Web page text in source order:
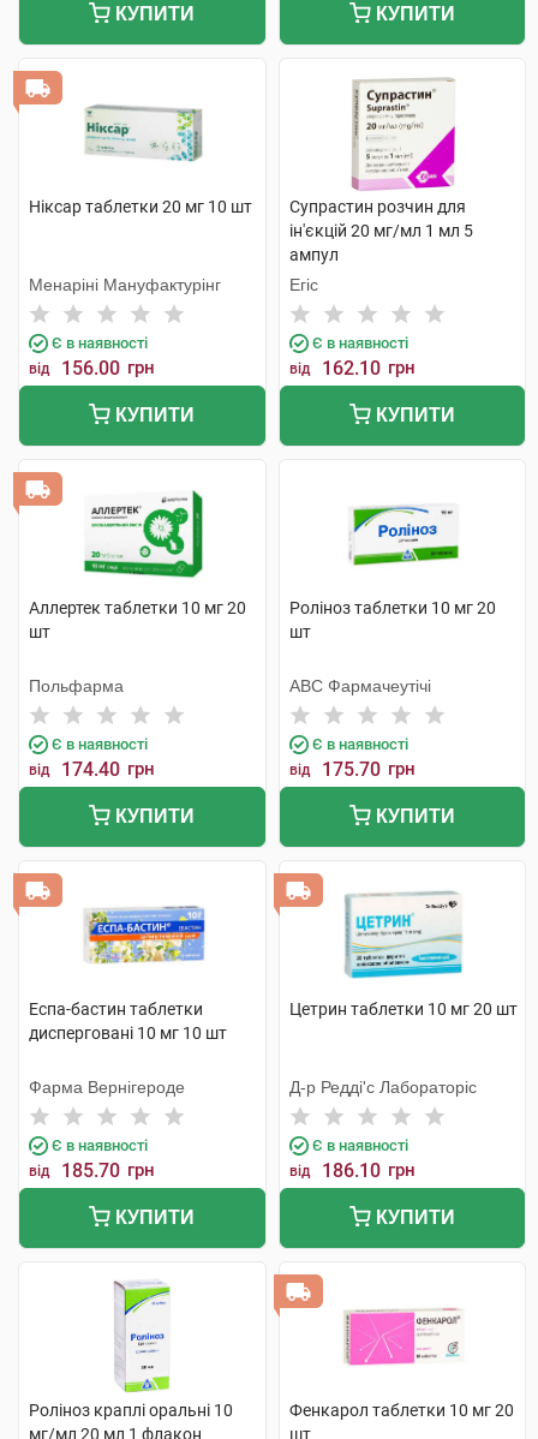
КУПИТИ КУПИТИ
Ніксар таблетки 20 мг 10 шт
Менаріні Мануфактурінг
Є в наявності
від 156.00 грн
КУПИТИ
Супрастин розчин для
ін'єкцій 20 мг/мл 1 мл 5
ампул
Егіс
Є в наявності
від 162.10 грн
КУПИТИ
Аллертек таблетки 10 мг 20
шт
Польфарма
Є в наявності
від 174.40 грн
КУПИТИ
Роліноз таблетки 10 мг 20
шт
АВС Фармачеутічі
Є в наявності
від 175.70 грн
КУПИТИ
Еспа-бастин таблетки
дисперговані 10 мг 10 шт
Фарма Вернігероде
Є в наявності
від 185.70 грн
КУПИТИ
Цетрин таблетки 10 мг 20 шт
Д-р Редді'с Лабораторіс
Є в наявності
від 186.10 грн
КУПИТИ
Роліноз краплі оральні 10
мг/мл 20 мл 1 флакон
Фенкарол таблетки 10 мг 20
шт